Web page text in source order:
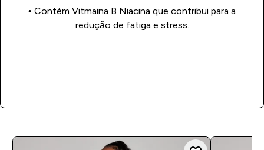
• Contém Vitmaina B Niacina que contribui para a
redução de fatiga e stress.